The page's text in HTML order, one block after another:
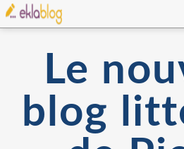
Le
blog